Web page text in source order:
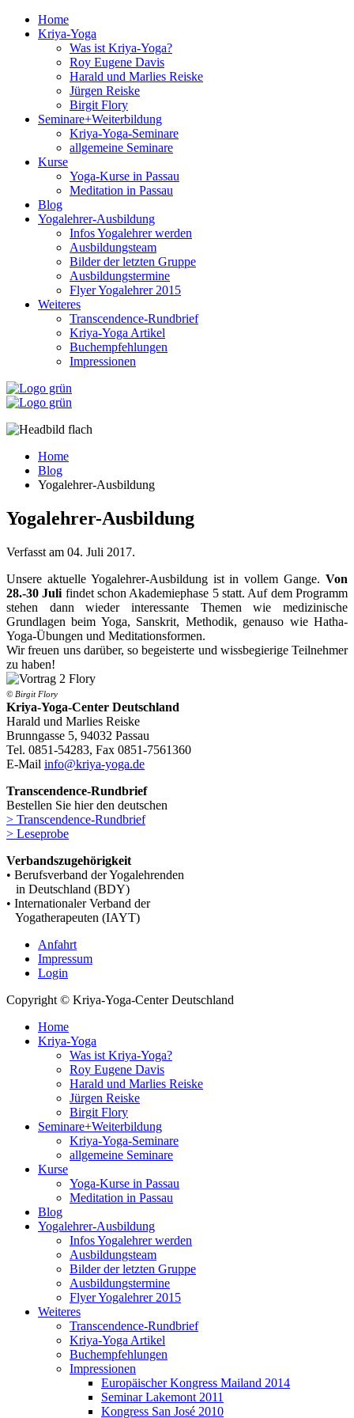
Home
Kriya-Yoga
Was ist Kriya-Yoga?
Roy Eugene Davis
Harald und Marlies Reiske
Jürgen Reiske
Birgit Flory
Seminare+Weiterbildung
Kriya-Yoga-Seminare
allgemeine Seminare
Kurse
Yoga-Kurse in Passau
Meditation in Passau
Blog
Yogalehrer-Ausbildung
Infos Yogalehrer werden
Ausbildungsteam
Bilder der letzten Gruppe
Ausbildungstermine
Flyer Yogalehrer 2015
Weiteres
Transcendence-Rundbrief
Kriya-Yoga Artikel
Buchempfehlungen
Impressionen
Home
Blog
Yogalehrer-Ausbildung
Yogalehrer-Ausbildung
Verfasst am 04. Juli 2017.
Unsere aktuelle Yogalehrer-Ausbildung ist in vollem Gange. Von
28.-30 Juli findet schon Akademiephase 5 statt. Auf dem Programm
stehen dann wieder interessante Themen wie medizinische
Grundlagen beim Yoga, Sanskrit, Methodik, genauso wie Hatha-
Yoga-Übungen und Meditationsformen.
Wir freuen uns darüber, so begeisterte und wissbegierige Teilnehmer
zu haben!
© Birgit Flory
Kriya-Yoga-Center Deutschland
Harald und Marlies Reiske
Brunngasse 5, 94032 Passau
Tel. 0851-54283, Fax 0851-7561360
E-Mail info@kriya-yoga.de
Transcendence-Rundbrief
Bestellen Sie hier den deutschen
> Transcendence-Rundbrief
> Leseprobe
Verbandszugehörigkeit
• Berufsverband der Yogalehrenden
in Deutschland (BDY)
• Internationaler Verband der
Yogatherapeuten (IAYT)
Anfahrt
Impressum
Login
Copyright © Kriya-Yoga-Center Deutschland
Home
Kriya-Yoga
Was ist Kriya-Yoga?
Roy Eugene Davis
Harald und Marlies Reiske
Jürgen Reiske
Birgit Flory
Seminare+Weiterbildung
Kriya-Yoga-Seminare
allgemeine Seminare
Kurse
Yoga-Kurse in Passau
Meditation in Passau
Blog
Yogalehrer-Ausbildung
Infos Yogalehrer werden
Ausbildungsteam
Bilder der letzten Gruppe
Ausbildungstermine
Flyer Yogalehrer 2015
Weiteres
Transcendence-Rundbrief
Kriya-Yoga Artikel
Buchempfehlungen
Impressionen
Europäischer Kongress Mailand 2014
Seminar Lakemont 2011
Kongress San José 2010